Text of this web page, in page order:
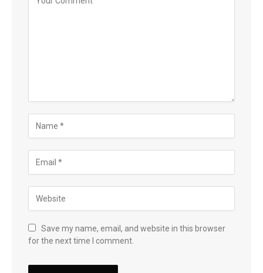
Save my name, email, and website in this browser
for the next time I comment.